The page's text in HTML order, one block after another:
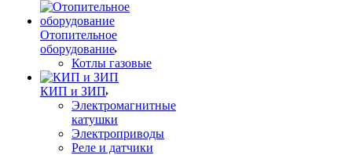
Отопительное
оборудование
Котлы газовые
КИП и ЗИП
Электромагнитные
катушки
Электроприводы
Реле и датчики